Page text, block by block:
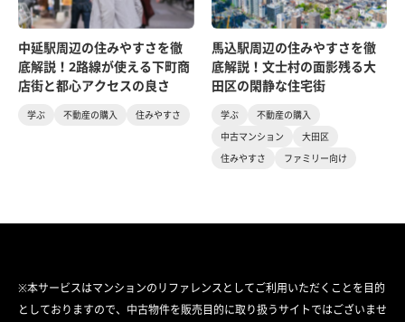
中延駅周辺の住みやすさを徹
底解説！2路線が使える下町商
店街と都心アクセスの良さ
学ぶ 不動産の購入 住みやすさ
馬込駅周辺の住みやすさを徹
底解説！文士村の面影残る大
田区の閑静な住宅街
学ぶ
不動産の購入
中古マンション
大田区
住みやすさ
ファミリー向け
※本サービスはマンションのリファレンスとしてご利用いただくことを目的
としておりますので、中古物件を販売目的に取り扱うサイトではございませ